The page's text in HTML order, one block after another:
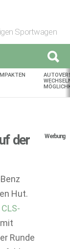
Sportwagen
der
Werbung
Hut.
CLS-
Runde